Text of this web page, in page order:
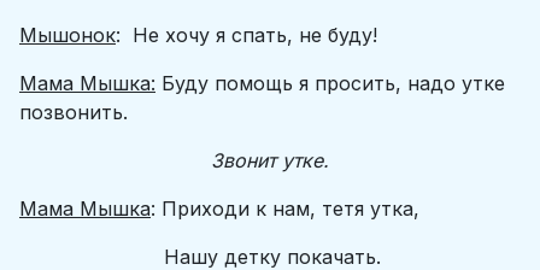
Мышонок: Не хочу я спать, не буду!
Мама Мышка: Буду помощь я просить, надо утке
позвонить.
Звонит утке.
Мама Мышка: Приходи к нам, тетя утка,
Нашу детку покачать.